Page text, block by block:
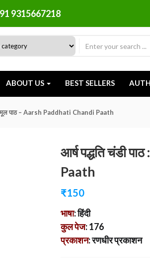
9315667218
ABOUT US BEST SELLERS
मूल पाठ – Aarsh Paddhati Chandi Paath
आर्ष पद्धति चंडी
Paath
₹150
भाषा: हिंदी
कुल पेज: 176
प्रकाशन: रणधीर प्रकाशन